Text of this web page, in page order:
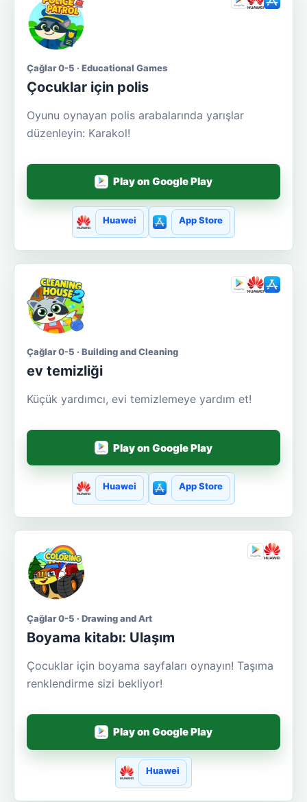
Çağlar 0-5 · Educational Games
Çocuklar için polis
Oyunu oynayan polis arabalarında yarışlar
düzenleyin: Karakol!
Play on Google Play
Huawei App Store
Çağlar 0-5 · Building and Cleaning
ev temizliği
Küçük yardımcı, evi temizlemeye yardım et!
Play on Google Play
Huawei App Store
Çağlar 0-5 · Drawing and Art
Boyama kitabı: Ulaşım
Çocuklar için boyama sayfaları oynayın! Taşıma
renklendirme sizi bekliyor!
Play on Google Play
Huawei